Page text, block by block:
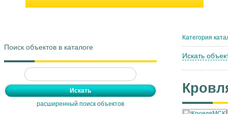
Поиск объектов в каталоге
расширенный поиск объектов
Категория
Искать